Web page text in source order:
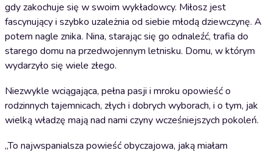
gdy zakochuje się w swoim wykładowcy. Miłosz jest
fascynujący i szybko uzależnia od siebie młodą dziewczynę. A
potem nagle znika. Nina, starając się go odnaleźć, trafia do
starego domu na przedwojennym letnisku. Domu, w którym
wydarzyło się wiele złego.
Niezwykle wciągająca, pełna pasji i mroku opowieść o
rodzinnych tajemnicach, złych i dobrych wyborach, i o tym, jak
wielką władzę mają nad nami czyny wcześniejszych pokoleń.
„To najwspanialsza powieść obyczajowa, jaką miałam